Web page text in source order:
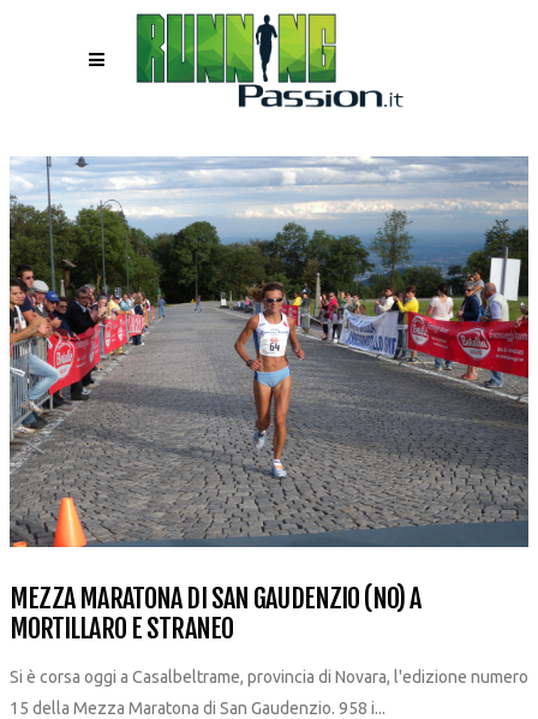
MEZZA MARATONA DI SAN GAUDENZIO (NO) A
MORTILLARO E STRANEO
Si è corsa oggi a Casalbeltrame, provincia di Novara, l'edizione numero
15 della Mezza Maratona di San Gaudenzio. 958 i...